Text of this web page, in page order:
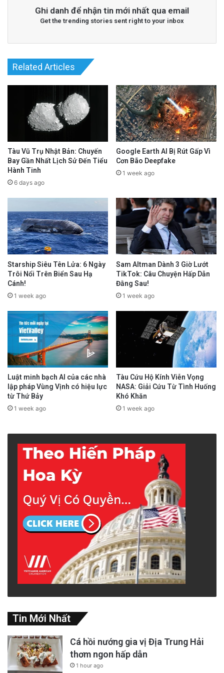
Ghi danh để nhận tin mới nhất qua email
Get the trending stories sent right to your inbox
Related Articles
Tàu Vũ Trụ Nhật Bản: Chuyến
Bay Gần Nhất Lịch Sử Đến Tiểu
Hành Tinh
6 days ago
Google Earth AI Bị Rút Gấp Vì
Cơn Bão Deepfake
1 week ago
Starship Siêu Tên Lửa: 6 Ngày
Trôi Nổi Trên Biển Sau Hạ
Cánh!
1 week ago
Sam Altman Dành 3 Giờ Lướt
TikTok: Câu Chuyện Hấp Dẫn
Đằng Sau!
1 week ago
Luật minh bạch AI của các nhà
lập pháp Vùng Vịnh có hiệu lực
từ Thứ Bảy
1 week ago
Tàu Cứu Hộ Kính Viễn Vọng
NASA: Giải Cứu Từ Tình Huống
Khó Khăn
1 week ago
Tin Mới Nhất
Cá hồi nướng gia vị Địa Trung Hải
thơm ngon hấp dẫn
1 hour ago